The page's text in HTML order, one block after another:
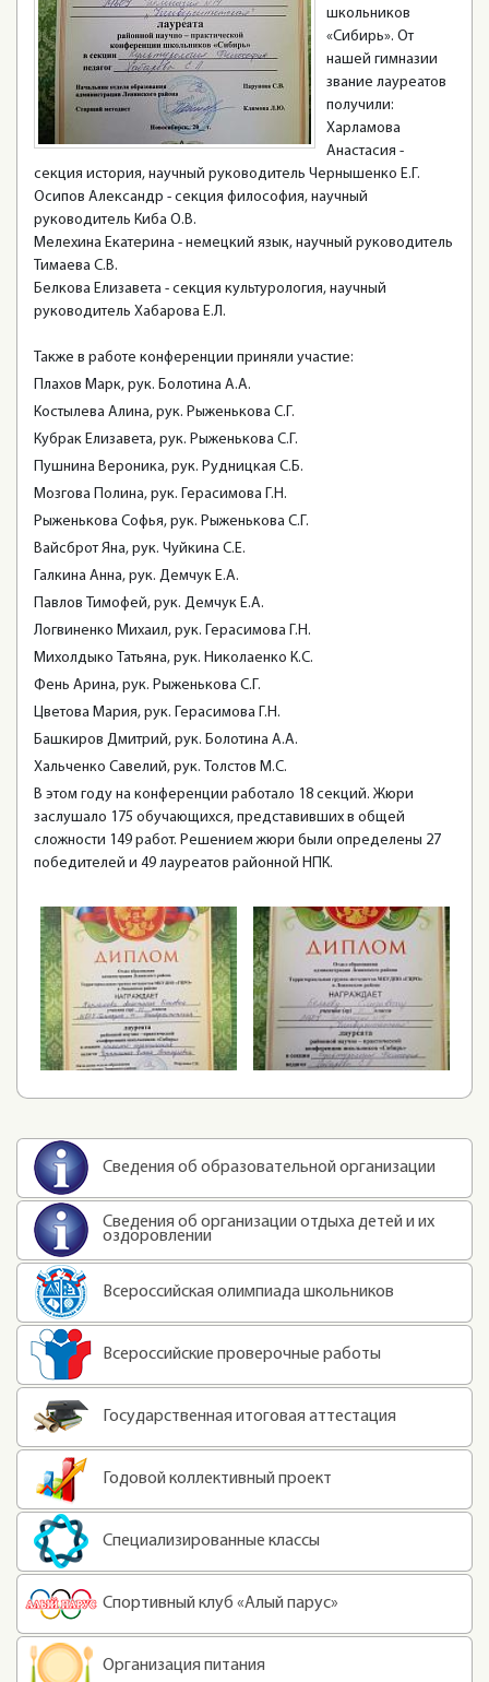
школьников
«Сибирь». От
нашей гимназии
звание лауреатов
получили:
Харламова
Анастасия -
секция история, научный руководитель Чернышенко Е.Г.
Осипов Александр - секция философия, научный
руководитель Киба О.В.
Мелехина Екатерина - немецкий язык, научный руководитель
Тимаева С.В.
Белкова Елизавета - секция культурология, научный
руководитель Хабарова Е.Л.
Также в работе конференции приняли участие:
Плахов Марк, рук. Болотина А.А.
Костылева Алина, рук. Рыженькова С.Г.
Кубрак Елизавета, рук. Рыженькова С.Г.
Пушнина Вероника, рук. Рудницкая С.Б.
Мозгова Полина, рук. Герасимова Г.Н.
Рыженькова Софья, рук. Рыженькова С.Г.
Вайсброт Яна, рук. Чуйкина С.Е.
Галкина Анна, рук. Демчук Е.А.
Павлов Тимофей, рук. Демчук Е.А.
Логвиненко Михаил, рук. Герасимова Г.Н.
Михолдыко Татьяна, рук. Николаенко К.С.
Фень Арина, рук. Рыженькова С.Г.
Цветова Мария, рук. Герасимова Г.Н.
Башкиров Дмитрий, рук. Болотина А.А.
Хальченко Савелий, рук. Толстов М.С.
В этом году на конференции работало 18 секций. Жюри
заслушало 175 обучающихся, представивших в общей
сложности 149 работ. Решением жюри были определены 27
победителей и 49 лауреатов районной НПК.
Сведения об образовательной организации
Сведения об организации отдыха детей и их
оздоровлении
Всероссийская олимпиада школьников
Всероссийские проверочные работы
Государственная итоговая аттестация
Годовой коллективный проект
Специализированные классы
Спортивный клуб «Алый парус»
Организация питания